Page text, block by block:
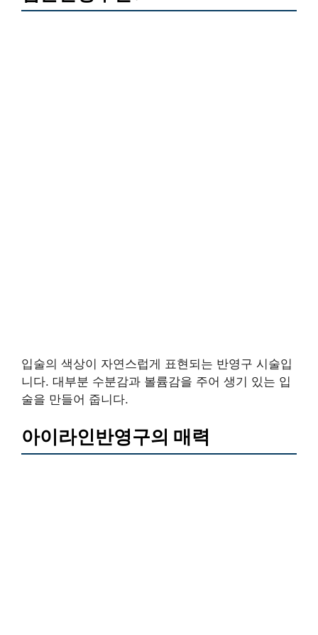
입술의 색상이 자연스럽게 표현되는 반영구 시술입
니다. 대부분 수분감과 볼륨감을 주어 생기 있는 입
술을 만들어 줍니다.
아이라인반영구의 매력